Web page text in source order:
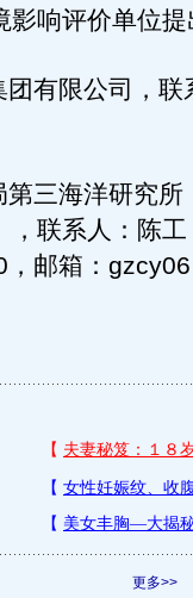
影响评价单位提
有限公司，联
三海洋研究所
联系人：陈
邮箱：
更多>>